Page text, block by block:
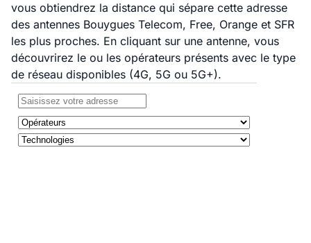
vous obtiendrez la distance qui sépare cette adresse
des antennes Bouygues Telecom, Free, Orange et SFR
les plus proches. En cliquant sur une antenne, vous
découvrirez le ou les opérateurs présents avec le type
de réseau disponibles (4G, 5G ou 5G+).